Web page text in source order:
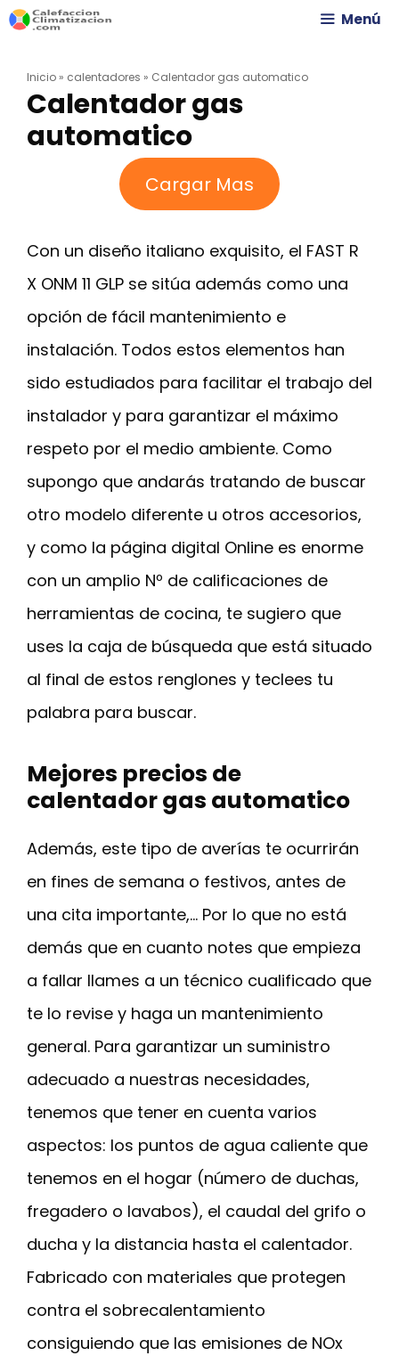
Saltar
contenido
Menú
Inicio » calentadores » Calentador gas automatico
Calentador gas
automatico
Cargar Mas
Con un diseño italiano exquisito, el FAST R
X ONM 11 GLP se sitúa además como una
opción de fácil mantenimiento e
instalación. Todos estos elementos han
sido estudiados para facilitar el trabajo del
instalador y para garantizar el máximo
respeto por el medio ambiente. Como
supongo que andarás tratando de buscar
otro modelo diferente u otros accesorios,
y como la página digital Online es enorme
con un amplio Nº de calificaciones de
herramientas de cocina, te sugiero que
uses la caja de búsqueda que está situado
al final de estos renglones y teclees tu
palabra para buscar.
Mejores precios de
calentador gas automatico
Además, este tipo de averías te ocurrirán
en fines de semana o festivos, antes de
una cita importante,… Por lo que no está
demás que en cuanto notes que empieza
a fallar llames a un técnico cualificado que
te lo revise y haga un mantenimiento
general. Para garantizar un suministro
adecuado a nuestras necesidades,
tenemos que tener en cuenta varios
aspectos: los puntos de agua caliente que
tenemos en el hogar (número de duchas,
fregadero o lavabos), el caudal del grifo o
ducha y la distancia hasta el calentador.
Fabricado con materiales que protegen
contra el sobrecalentamiento
consiguiendo que las emisiones de NOx